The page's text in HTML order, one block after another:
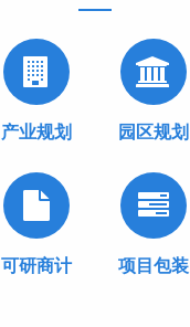
产业规划 园区规划
可研商计 项目包装